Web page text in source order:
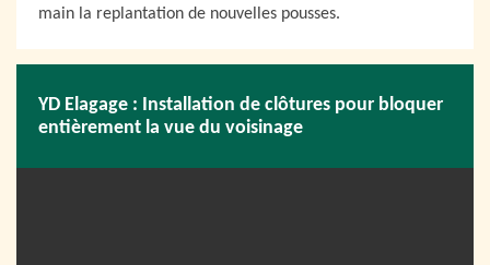
main la replantation de nouvelles pousses.
YD Elagage : Installation de clôtures pour bloquer
entièrement la vue du voisinage